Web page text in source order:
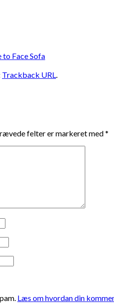
to Face Sofa
Trackback URL.
felter er markeret med*
Læs om hvordan din